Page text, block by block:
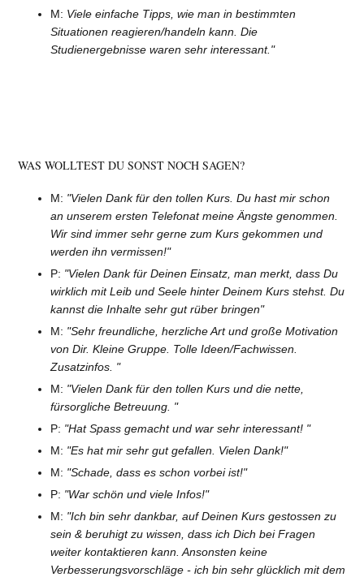
M: Viele einfache Tipps, wie man in bestimmten
Situationen reagieren/handeln kann. Die
Studienergebnisse waren sehr interessant."
WAS WOLLTEST DU SONST NOCH SAGEN?
M: "Vielen Dank für den tollen Kurs. Du hast mir schon
an unserem ersten Telefonat meine Ängste genommen.
Wir sind immer sehr gerne zum Kurs gekommen und
werden ihn vermissen!"
P: "Vielen Dank für Deinen Einsatz, man merkt, dass Du
wirklich mit Leib und Seele hinter Deinem Kurs stehst. Du
kannst die Inhalte sehr gut rüber bringen"
M: "Sehr freundliche, herzliche Art und große Motivation
von Dir. Kleine Gruppe. Tolle Ideen/Fachwissen.
Zusatzinfos. "
M: "Vielen Dank für den tollen Kurs und die nette,
fürsorgliche Betreuung. "
P: "Hat Spass gemacht und war sehr interessant! "
M: "Es hat mir sehr gut gefallen. Vielen Dank!"
M: "Schade, dass es schon vorbei ist!"
P: "War schön und viele Infos!"
M: "Ich bin sehr dankbar, auf Deinen Kurs gestossen zu
sein & beruhigt zu wissen, dass ich Dich bei Fragen
weiter kontaktieren kann. Ansonsten keine
Verbesserungsvorschläge - ich bin sehr glücklich mit dem